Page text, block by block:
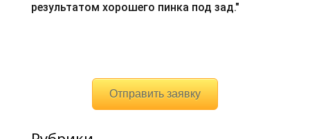
результатом хорошего пинка под зад."
Отправить заявку